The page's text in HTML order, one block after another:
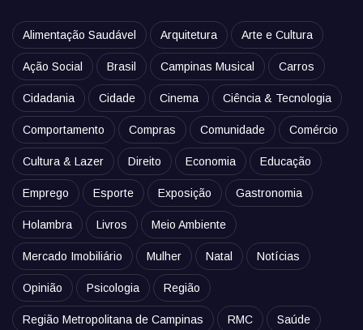
Alimentação Saudável Arquitetura Arte e Cultura
Ação Social Brasil Campinas Musical Carros
Cidadania Cidade Cinema Ciência & Tecnologia
Comportamento Compras Comunidade Comércio
Cultura & Lazer Direito Economia Educação
Emprego Esporte Exposição Gastronomia
Holambra Livros Meio Ambiente
Mercado Imobiliário Mulher Natal Notícias
Opinião Psicologia Região
Região Metropolitana de Campinas RMC Saúde